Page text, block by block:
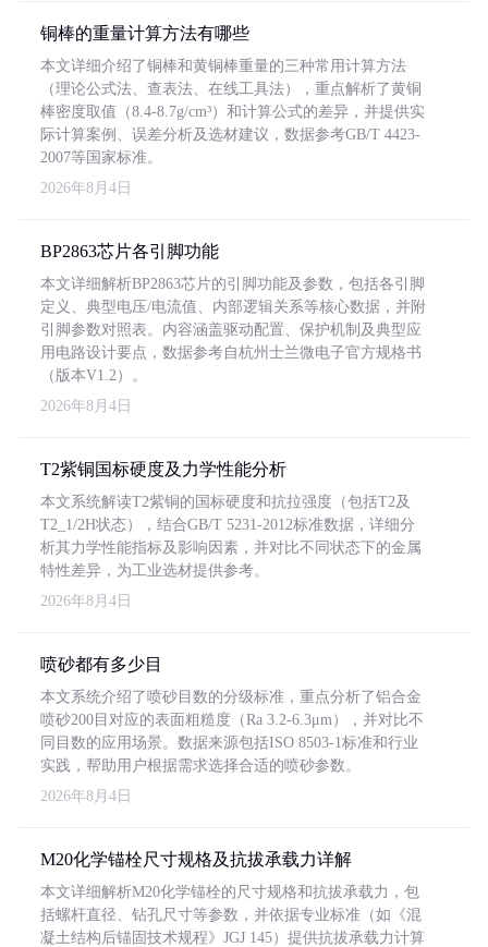
铜棒的重量计算方法有哪些
本文详细介绍了铜棒和黄铜棒重量的三种常用计算方法
（理论公式法、查表法、在线工具法），重点解析了黄铜
棒密度取值（8.4-8.7g/cm³）和计算公式的差异，并提供实
际计算案例、误差分析及选材建议，数据参考GB/T 4423-
2007等国家标准。
2026年8月4日
BP2863芯片各引脚功能
本文详细解析BP2863芯片的引脚功能及参数，包括各引脚
定义、典型电压/电流值、内部逻辑关系等核心数据，并附
引脚参数对照表。内容涵盖驱动配置、保护机制及典型应
用电路设计要点，数据参考自杭州士兰微电子官方规格书
（版本V1.2）。
2026年8月4日
T2紫铜国标硬度及力学性能分析
本文系统解读T2紫铜的国标硬度和抗拉强度（包括T2及
T2_1/2H状态），结合GB/T 5231-2012标准数据，详细分
析其力学性能指标及影响因素，并对比不同状态下的金属
特性差异，为工业选材提供参考。
2026年8月4日
喷砂都有多少目
本文系统介绍了喷砂目数的分级标准，重点分析了铝合金
喷砂200目对应的表面粗糙度（Ra 3.2-6.3μm），并对比不
同目数的应用场景。数据来源包括ISO 8503-1标准和行业
实践，帮助用户根据需求选择合适的喷砂参数。
2026年8月4日
M20化学锚栓尺寸规格及抗拔承载力详解
本文详细解析M20化学锚栓的尺寸规格和抗拔承载力，包
括螺杆直径、钻孔尺寸等参数，并依据专业标准（如《混
凝土结构后锚固技术规程》JGJ 145）提供抗拔承载力计算